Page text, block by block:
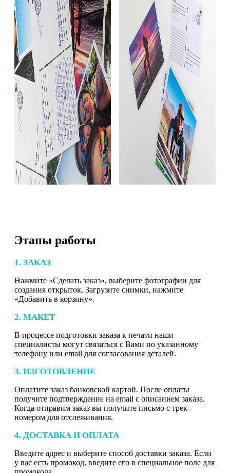
Этапы работы
1. ЗАКАЗ
Нажмите «Сделать заказ», выберите фотографии для
создания открыток. Загрузите снимки, нажмите
«Добавить в корзину».
2. МАКЕТ
В процессе подготовки заказа к печати наши
специалисты могут связаться с Вами по указанному
телефону или email для согласования деталей.
3. ИЗГОТОВЛЕНИЕ
Оплатите заказ банковской картой. После оплаты
получите подтверждение на email с описанием заказа.
Когда отправим заказ вы получите письмо с трек-
номером для отслеживания.
4. ДОСТАВКА И ОПЛАТА
Введите адрес и выберите способ доставки заказа. Если
у вас есть промокод, введите его в специальное поле для